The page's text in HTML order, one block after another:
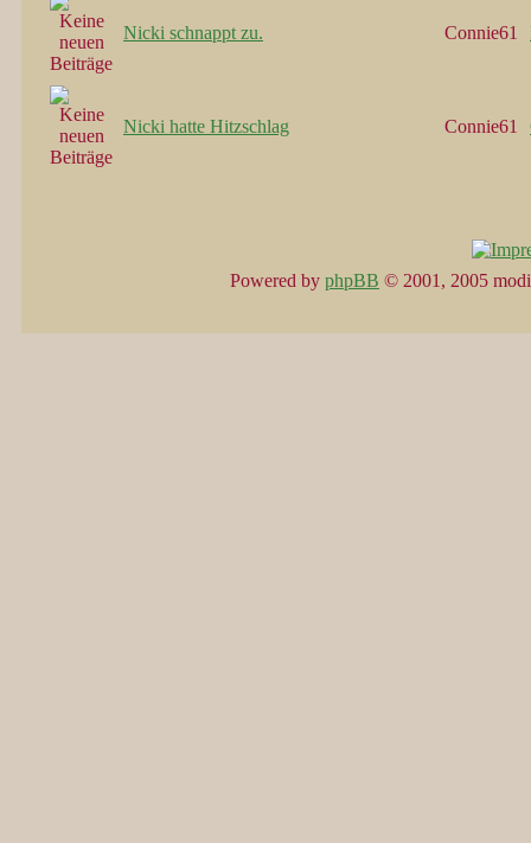
Nicki schnappt zu. Connie61
Nicki hatte Hitzschlag Connie61
Powered by phpBB © 2001, 2005